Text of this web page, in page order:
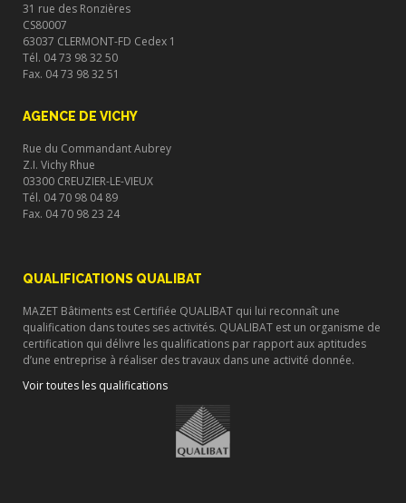
31 rue des Ronzières
CS80007
63037 CLERMONT-FD Cedex 1
Tél. 04 73 98 32 50
Fax. 04 73 98 32 51
AGENCE DE VICHY
Rue du Commandant Aubrey
Z.I. Vichy Rhue
03300 CREUZIER-LE-VIEUX
Tél. 04 70 98 04 89
Fax. 04 70 98 23 24
QUALIFICATIONS QUALIBAT
MAZET Bâtiments est Certifiée QUALIBAT qui lui reconnaît une
qualification dans toutes ses activités. QUALIBAT est un organisme de
certification qui délivre les qualifications par rapport aux aptitudes
d’une entreprise à réaliser des travaux dans une activité donnée.
Voir toutes les qualifications